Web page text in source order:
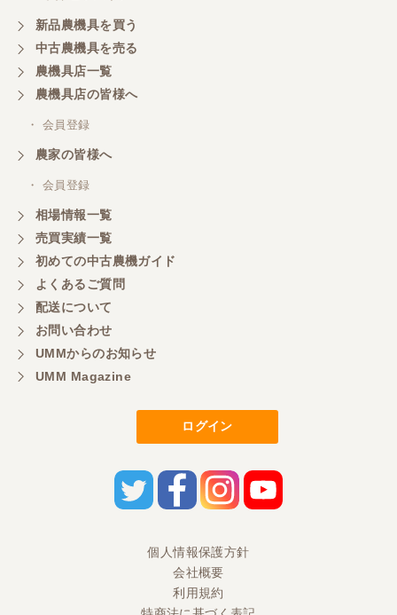
東京都／がーさん
なんだかんだ積み込みまでして頂き助かりました！
東京都／おちゃ
東京都／あきら
いいたします。
東京都／もっくん
担当者さんの対応が素晴らしい！ とても気分の良
しています。
迅速な取引有難うございました
東京都／大西
とても迅速で丁寧なご対応ありがとうございまし
ておりますので、どうぞ宜しくお願い申し上げま
新品農機具を買う
中古農機具を売る
農機具店一覧
農機具店の皆様へ
・ 会員登録
農家の皆様へ
・ 会員登録
相場情報一覧
売買実績一覧
初めての中古農機ガイド
よくあるご質問
配送について
お問い合わせ
UMMからのお知らせ
UMM Magazine
ログイン
個人情報保護方針
会社概要
利用規約